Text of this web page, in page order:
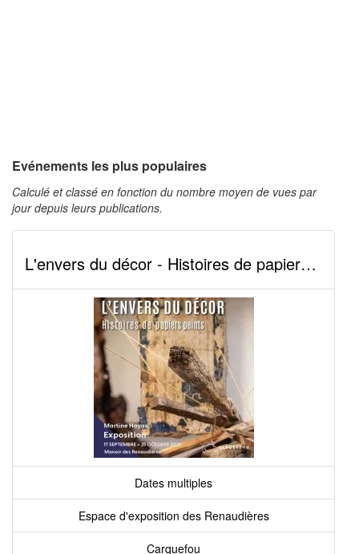
Evénements les plus populaires
Calculé et classé en fonction du nombre moyen de vues par
jour depuis leurs publications.
L'envers du décor - Histoires de papiers peints
Dates multiples
Espace d'exposition des Renaudières
Carquefou